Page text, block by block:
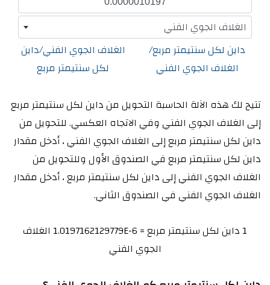
الغلاف الجوي الفني
داين لكل سنتيمتر مربع/
الغلاف الجوي الفني
الغلاف الجوي الفني/داين
لكل سنتيمتر مربع
تتيح لك هذه الآلة الحاسبة التحويل من داين لكل سنتيمتر مربع
إلى الغلاف الجوي الفني وفي الاتجاه العكسي. للتحويل من
داين لكل سنتيمتر مربع إلى الغلاف الجوي الفني ، أدخل مقدار
داين لكل سنتيمتر مربع في الصندوق الأول وللتحويل من
الغلاف الجوي الفني إلى داين لكل سنتيمتر مربع ، أدخل مقدار
الغلاف الجوي الفني في الصندوق الثاني.
1 داين لكل سنتيمتر مربع = 1.0197162129779E-6 الغلاف
الجوي الفني